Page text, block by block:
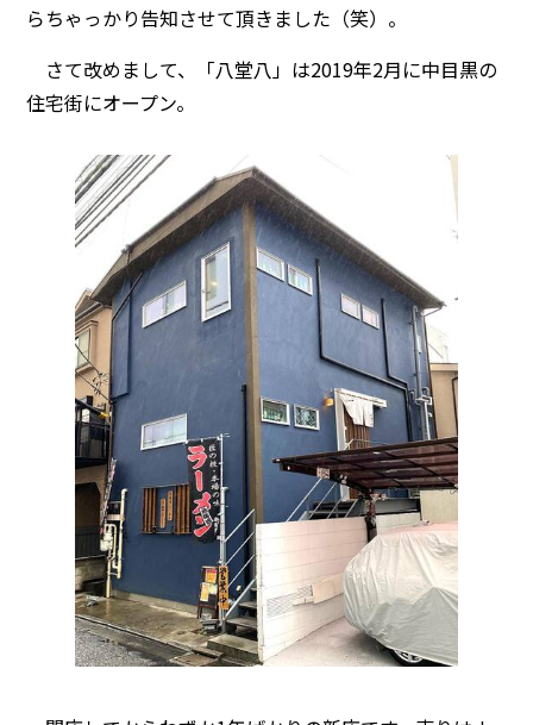
らちゃっかり告知させて頂きました（笑）。
さて改めまして、「八堂八」は2019年2月に中目黒の
住宅街にオープン。